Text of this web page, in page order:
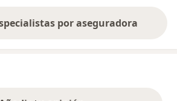
por aseguradora